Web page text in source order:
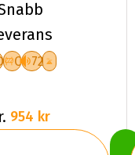
DCB7
C 72
954 kr